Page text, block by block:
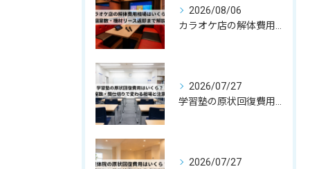
2026/08/06
2026/07/27
2026/07/27